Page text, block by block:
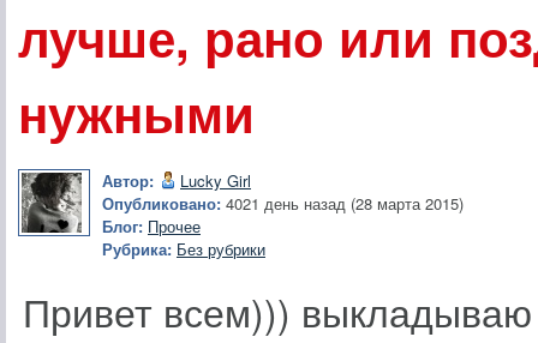
лучше, рано или
нужными
Автор:
Lucky Girl
Опубликовано: 4021 день назад (28 марта 2015)
Блог: Прочее
Рубрика: Без рубрики
Привет всем))) выкладываю